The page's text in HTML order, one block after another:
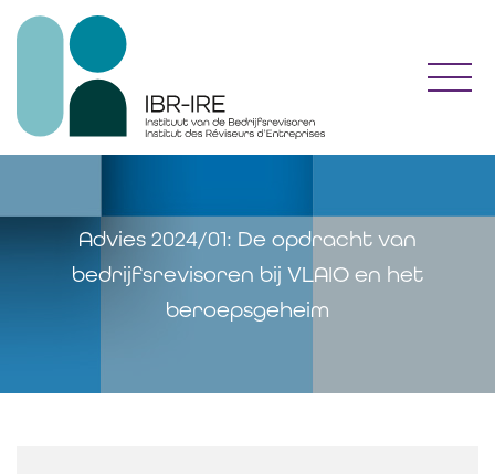
Advies 2024/01: De opdracht van
bedrijfsrevisoren bij VLAIO en het
beroepsgeheim